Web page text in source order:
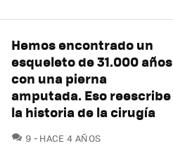
Hemos encontrado un
esqueleto de 31.000 años
con una pierna
amputada. Eso reescribe
la historia de la cirugía
9 COMENTARIOS
HACE 4 AÑOS